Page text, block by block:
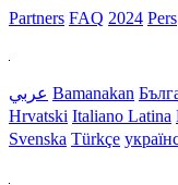
Partners FAQ 2024 Pers
عربي Bamanakan
Hrvatski Italiano Latina
Svenska Türkçe